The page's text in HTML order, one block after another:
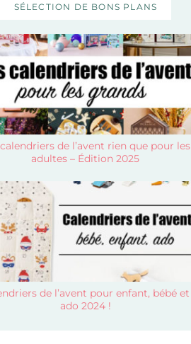
SÉLECTION DE BONS PLANS
de l’avent rien que pour les
adultes – Édition 2025
de l’avent pour enfant, bébé et
ado 2024 !